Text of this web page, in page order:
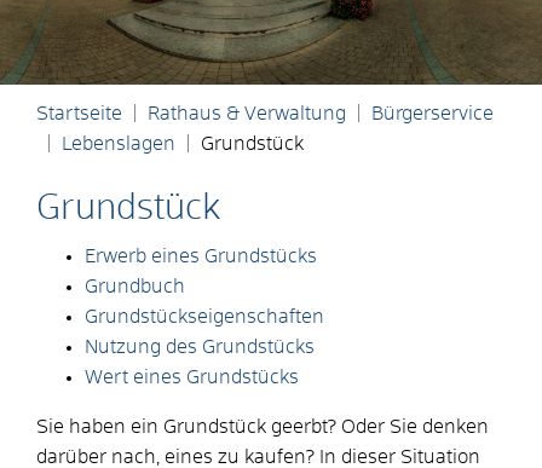
Startseite Rathaus & Verwaltung
Bürgerservice
Lebenslagen
Grundstück
Grundstück
Erwerb eines Grundstücks
Grundbuch
Grundstückseigenschaften
Nutzung des Grundstücks
Wert eines Grundstücks
Sie haben ein Grundstück geerbt? Oder Sie denken
darüber nach, eines zu kaufen? In dieser Situation